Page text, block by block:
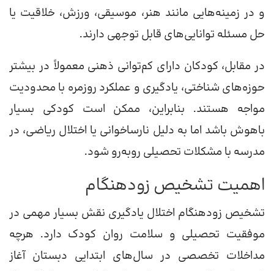
و در زمینه‌هایی مانند هنر، موسیقی، ورزش، خلاقیت یا
حل مسئله توانایی‌های قابل توجهی دارند.
در مقابل، کودکان دارای کم‌توانی ذهنی معمولاً در بیشتر
حوزه‌های شناختی، یادگیری و عملکرد روزمره با محدودیت
مواجه هستند. بنابراین، ممکن است کودکی بسیار
باهوش باشد اما به دلیل نارساخوانی یا اختلال ریاضی، در
مدرسه با مشکلات تحصیلی روبه‌رو شود.
اهمیت تشخیص زودهنگام
تشخیص زودهنگام اختلال یادگیری نقش بسیار مهمی در
موفقیت تحصیلی و سلامت روان کودک دارد. هرچه
مداخلات تخصصی در سال‌های ابتدایی دبستان آغاز